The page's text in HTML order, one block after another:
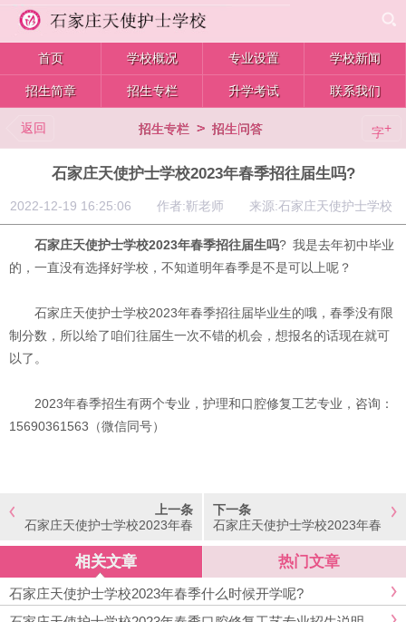
首页 学校概况 专业设置 学校新闻
招生简章 招生专栏 升学考试 联系我们
返回 招生专栏 > 招生问答 字+
石家庄天使护士学校2023年春季招往届生吗?
2022-12-19 16:25:06 作者:靳老师 来源:石家庄天使护士学校
石家庄天使护士学校2023年春季招往届生吗? 我是去年初中毕业
的，一直没有选择好学校，不知道明年春季是不是可以上呢？
石家庄天使护士学校2023年春季招往届毕业生的哦，春季没有限
制分数，所以给了咱们往届生一次不错的机会，想报名的话现在就可
以了。
2023年春季招生有两个专业，护理和口腔修复工艺专业，咨询：
15690361563（微信同号）
上一条
石家庄天使护士学校2023年春
下一条
石家庄天使护士学校2023年春
相关文章 热门文章
石家庄天使护士学校2023年春季什么时候开学呢?